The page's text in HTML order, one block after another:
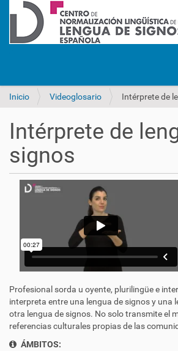
Inicio Videoglosario Intérprete de
Intérprete de
signos
Profesional sorda u oyente, plurilingüe e
interpreta entre una lengua de signos y una
otra lengua de signos. No solo transmite el
referencias culturales propias de las
ÁMBITOS: